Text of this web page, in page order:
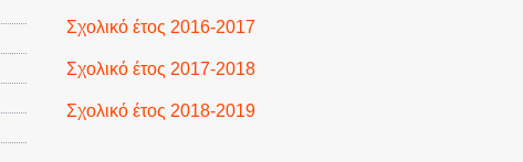
Σχολικό έτος 2016-2017
1. ΕΕΕΕΚ Αγίου Δημητρίου
Σχολικό έτος 2017-2018
1. 1 ΓΕΛ Αγίου Δημητρίου
Σχολικό έτος 2018-2019